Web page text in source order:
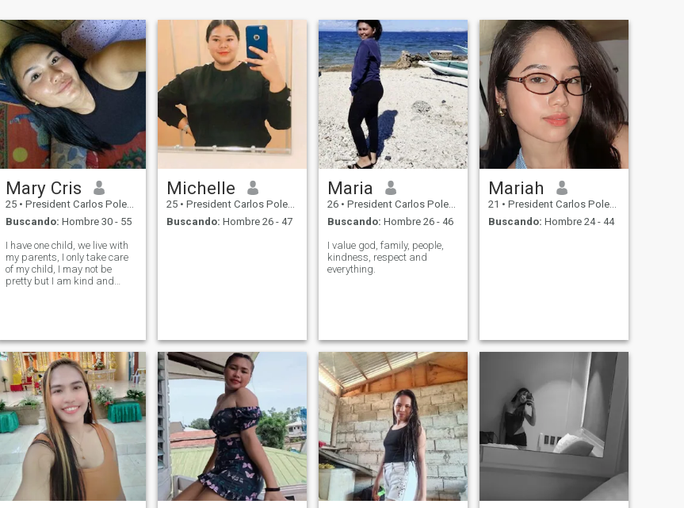
Mary Cris
25 • President Carlos Polestico Garcia, Bohol, Filipinas
Buscando: Hombre 30 - 55
I have one child, we live with
my parents, I only take care
of my child, I may not be
pretty but I am kind and
Michelle
25 • President Carlos Polestico Garcia, Bohol, Filipinas
Buscando: Hombre 26 - 47
Maria
26 • President Carlos Polestico Garcia, Bohol, Filipinas
Buscando: Hombre 26 - 46
I value god, family, people,
kindness, respect and
everything.
Mariah
21 • President Carlos Polestico Garcia, Bohol, Filipinas
Buscando: Hombre 24 - 44